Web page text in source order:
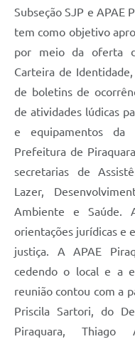
Subseção SJP e APAE
tem como objetivo
por meio da oferta
Carteira de
de boletins de
de atividades lúdicas
e equipamentos da
Prefeitura de
secretarias de
Lazer,
Ambiente e Saúde.
orientações jurídicas e
justiça. A APAE
cedendo o local e a
reunião contou com a
Priscila Sartori, do
Piraquara, Thiago